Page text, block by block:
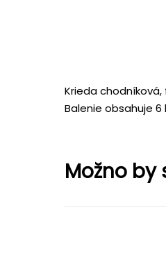
Krieda chodníková,
Balenie obsahuje 6
Možno by